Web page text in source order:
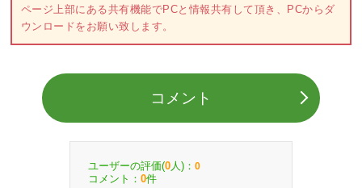
ページ上部にある共有機能でPCと情報共有して頂き、PCからダ
ウンロードをお願い致します。
コメント
ユーザーの評価(0 人)： 0
コメント： 0件